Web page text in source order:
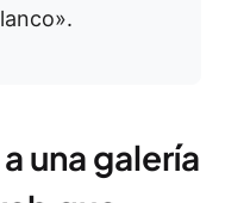
una galería